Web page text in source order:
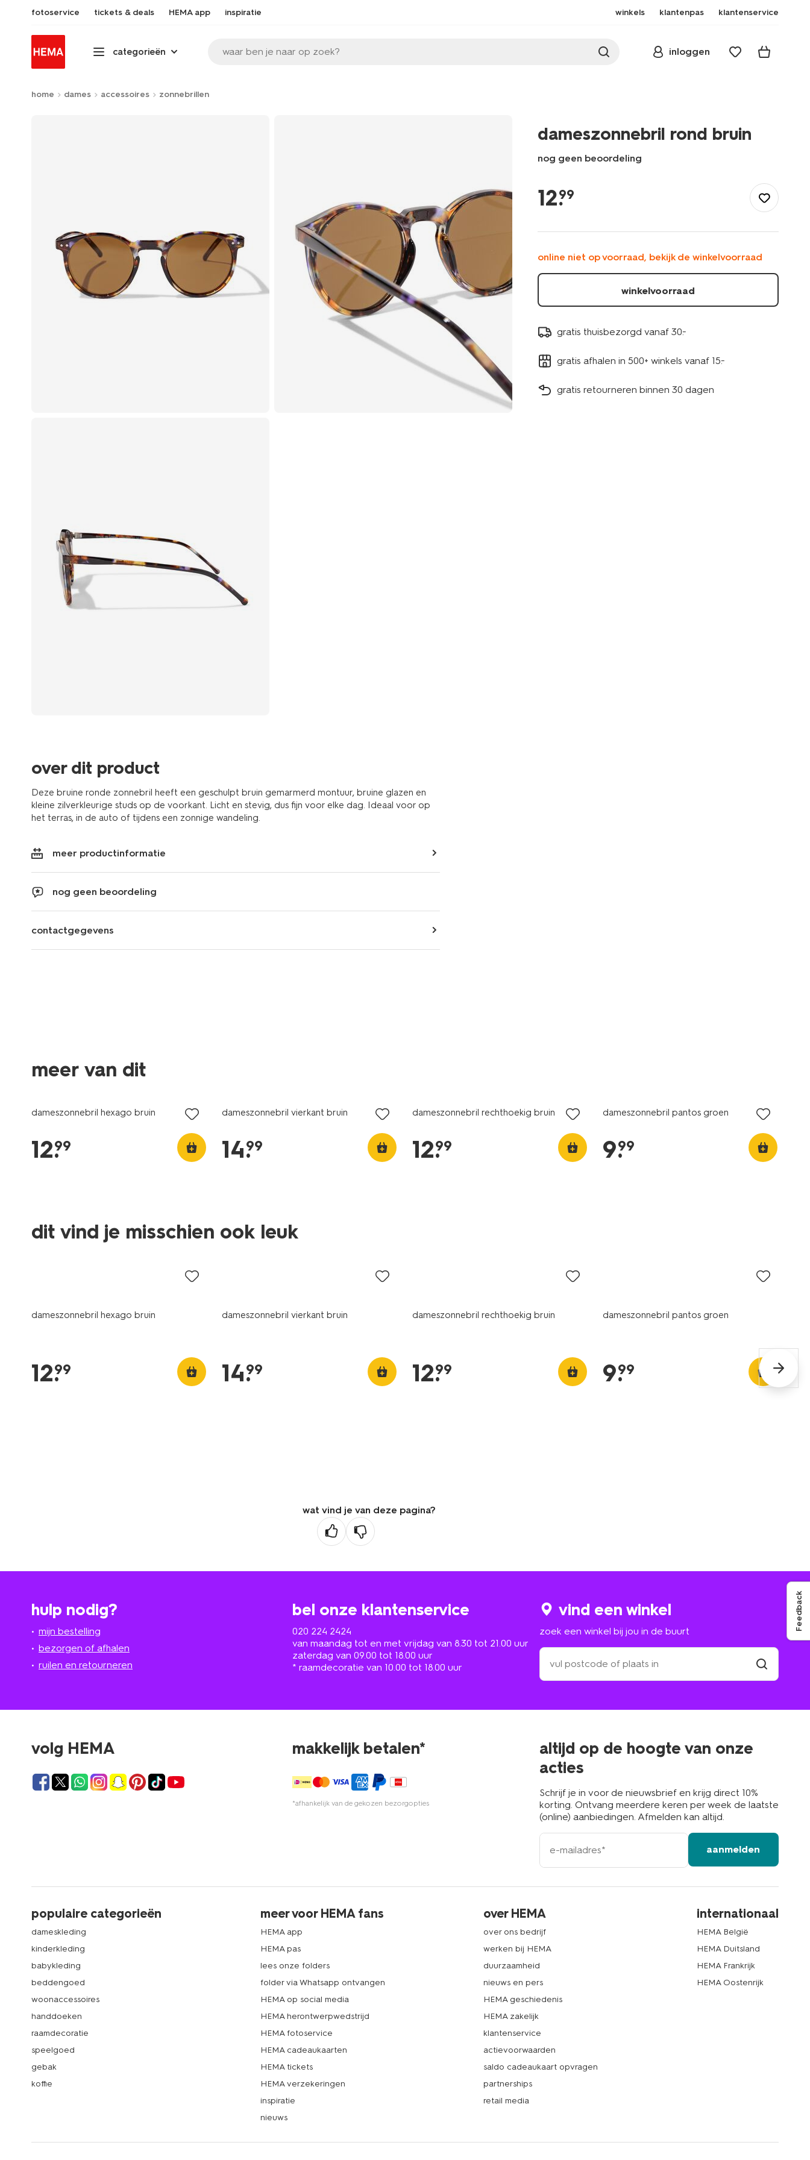
fotoservice tickets & deals HEMA app inspiratie winkels klantenpas klantenservice
categorieën waar ben je naar op zoek? inloggen
home dames accessoires zonnebrillen
over dit product
Deze bruine ronde zonnebril heeft een geschulpt bruin gemarmerd montuur, bruine glazen en
kleine zilverkleurige studs op de voorkant. Licht en stevig, dus fijn voor elke dag. Ideaal voor op
het terras, in de auto of tijdens een zonnige wandeling.
meer productinformatie
nog geen beoordeling
contactgegevens
dameszonnebril rond bruin
nog geen beoordeling
bruin-
12.
99
online niet op voorraad, bekijk de winkelvoorraad
winkelvoorraad
gratis thuisbezorgd vanaf 30.-
gratis afhalen in 500+ winkels vanaf 15.-
gratis retourneren binnen 30 dagen
meer van dit
dameszonnebril hexago bruin
12.
99
dameszonnebril vierkant bruin
14.
99
dameszonnebril rechthoekig bruin
12.
99
dameszonnebril pantos groen
9.
99
dit vind je misschien ook leuk
dameszonnebril hexago bruin
12.
99
dameszonnebril vierkant bruin
14.
99
dameszonnebril rechthoekig bruin
12.
99
dameszonnebril pantos groen
9.
99
wat vind je van deze pagina?
hulp nodig?
mijn bestelling
bezorgen of afhalen
ruilen en retourneren
bel onze klantenservice
020 224 2424
van maandag tot en met vrijdag van 8.30 tot 21.00 uur
zaterdag van 09.00 tot 18.00 uur
* raamdecoratie van 10.00 tot 18.00 uur
vind een winkel
zoek een winkel bij jou in de buurt
zoek
een
winkel
in
volg HEMA makkelijk betalen*
*afhankelijk van de gekozen bezorgopties
altijd op de hoogte van onze
acties
Schrijf je in voor de nieuwsbrief en krijg direct 10%
korting. Ontvang meerdere keren per week de laatste
(online) aanbiedingen. Afmelden kan altijd.
e-
mailadres
aanmelden
populaire categorieën
dameskleding
kinderkleding
babykleding
beddengoed
woonaccessoires
handdoeken
raamdecoratie
speelgoed
gebak
koffie
meer voor HEMA fans
HEMA app
HEMA pas
lees onze folders
folder via Whatsapp ontvangen
HEMA op social media
HEMA herontwerpwedstrijd
HEMA fotoservice
HEMA cadeaukaarten
HEMA tickets
HEMA verzekeringen
inspiratie
nieuws
over HEMA
over ons bedrijf
werken bij HEMA
duurzaamheid
nieuws en pers
HEMA geschiedenis
HEMA zakelijk
klantenservice
actievoorwaarden
saldo cadeaukaart opvragen
partnerships
retail media
internationaal
HEMA België
HEMA Duitsland
HEMA Frankrijk
HEMA Oostenrijk
Feedback